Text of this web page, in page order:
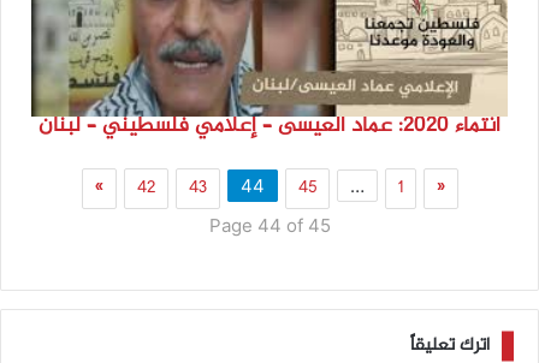
انتماء 2020: عماد العيسى – إعلامي فلسطيني – لبنان
«
1
…
42 43 44 45
»
Page 44 of 45
اترك تعليقاً